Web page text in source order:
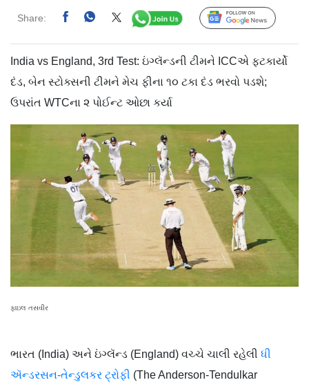
Share: Follow Us
India vs England, 3rd Test: ઇંગ્લૅન્ડની ટીમને ICCએ ફટકાર્યો
દંડ, બેન સ્ટોક્સની ટીમને મેચ ફીના ૧૦ ટકા દંડ ભરવો પડશે;
ઉપરાંત WTCના ૨ પોઈન્ટ ઓછા કર્યા
ફાઇલ તસવીર
ભારત (India) અને ઇંગ્લૅન્ડ (England) વચ્ચે ચાલી રહેલી ધી
ઍન્ડરસન-તેન્ડુલકર ટ્રોફી (The Anderson-Tendulkar